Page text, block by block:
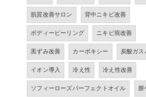
肌質改善サロン 背中ニキビ改善
ボディーピーリング ニキビ痕改善
黒ずみ改善 カーボキシー 炭酸ガス
イオン導入 冷え性 冷え性改善
ソフィーローズパーフェクトオイル 膣